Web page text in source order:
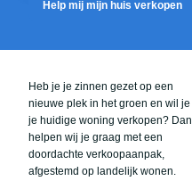
Help mij mijn huis verkopen
Heb je je zinnen gezet op een
nieuwe plek in het groen en wil je
je huidige woning verkopen? Dan
helpen wij je graag met een
doordachte verkoopaanpak,
afgestemd op landelijk wonen.